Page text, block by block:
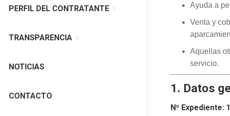
PERFIL DEL CONTRATANTE
TRANSPARENCIA
NOTICIAS
CONTACTO
Ayuda a
Venta y
Aquellas
servicio.
1. Datos
Nº Expediente: